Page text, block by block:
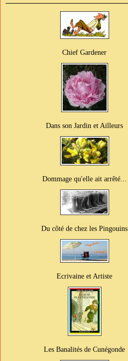
Chief Gardener
Dans son Jardin et Ailleurs
Dommage qu'elle ait arrêté...
Du côté de chez les Pingouins
Ecrivaine et Artiste
Les Banalités de Cunégonde